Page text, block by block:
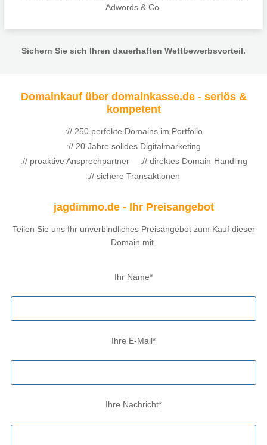
Adwords & Co.
Sichern Sie sich Ihren dauerhaften Wettbewerbsvorteil.
Domainkauf über domainkasse.de - seriös &
kompetent
:// 250 perfekte Domains im Portfolio
:// 20 Jahre solides Digitalmarketing
:// proaktive Ansprechpartner
:// direktes Domain-Handling
:// sichere Transaktionen
jagdimmo.de - Ihr Preisangebot
Teilen Sie uns Ihr unverbindliches Preisangebot zum Kauf dieser
Domain mit.
Ihr Name*
Ihre E-Mail*
Ihre Nachricht*